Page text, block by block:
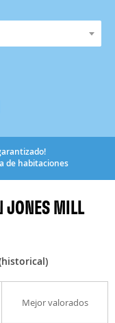
de habitaciones
JONES MILL
Mejor valorados